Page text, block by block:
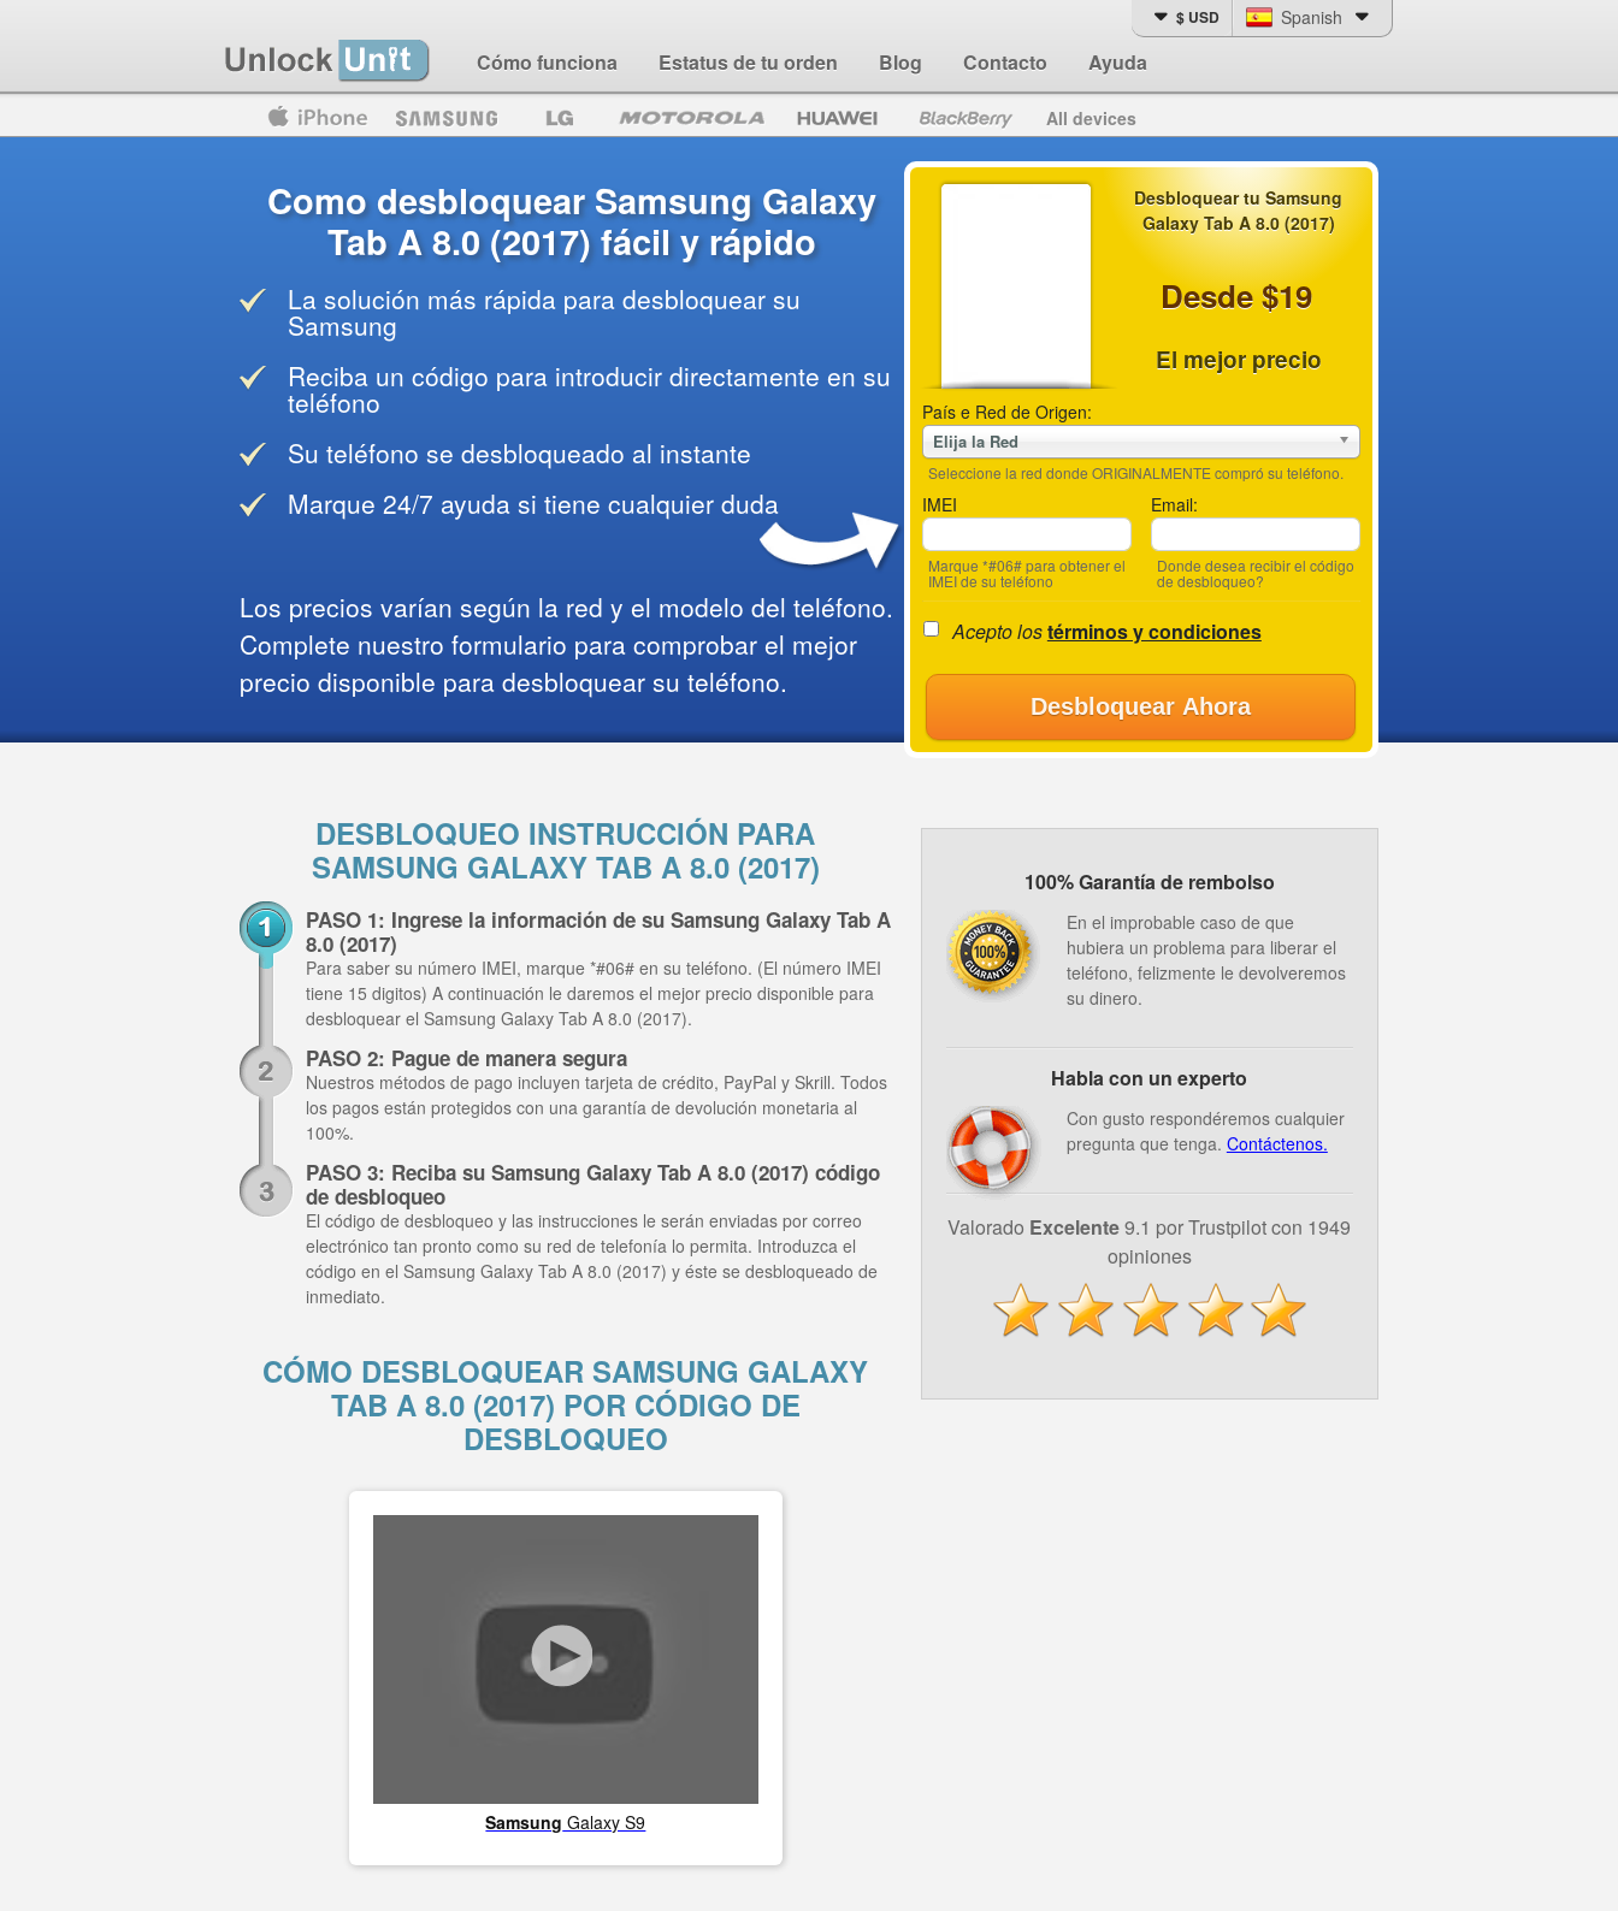
Cómo funciona Estatus de tu orden Blog Contacto Ayuda
$ USD Spanish
Blackberry All devices
Desbloquear tu Samsung
Galaxy Tab A 8.0 (2017)
Desde $19
El mejor precio
País e Red de Origen:
Elija la Red
Seleccione la red donde ORIGINALMENTE compró su teléfono.
IMEI
Marque *#06# para obtener el
IMEI de su teléfono
Email:
Donde desea recibir el código
de desbloqueo?
Acepto lostérminos y condiciones
Desbloquear Ahora
Como desbloquear Samsung Galaxy
Tab A 8.0 (2017) fácil y rápido
La solución más rápida para desbloquear su
Samsung
Reciba un código para introducir directamente en su
teléfono
Su teléfono se desbloqueado al instante
Marque 24/7 ayuda si tiene cualquier duda
Los precios varían según la red y el modelo del teléfono.
Complete nuestro formulario para comprobar el mejor
precio disponible para desbloquear su teléfono.
DESBLOQUEO INSTRUCCIÓN PARA
SAMSUNG GALAXY TAB A 8.0 (2017)
PASO 1: Ingrese la información de su Samsung Galaxy Tab A
8.0 (2017)
Para saber su número IMEI, marque *#06# en su teléfono. (El número IMEI
tiene 15 digitos) A continuación le daremos el mejor precio disponible para
desbloquear el Samsung Galaxy Tab A 8.0 (2017).
PASO 2: Pague de manera segura
Nuestros métodos de pago incluyen tarjeta de crédito, PayPal y Skrill. Todos
los pagos están protegidos con una garantía de devolución monetaria al
100%.
PASO 3: Reciba su Samsung Galaxy Tab A 8.0 (2017) código
de desbloqueo
El código de desbloqueo y las instrucciones le serán enviadas por correo
electrónico tan pronto como su red de telefonía lo permita. Introduzca el
código en el Samsung Galaxy Tab A 8.0 (2017) y éste se desbloqueado de
inmediato.
CÓMO DESBLOQUEAR SAMSUNG GALAXY
TAB A 8.0 (2017) POR CÓDIGO DE
DESBLOQUEO
Samsung Galaxy S9
100% Garantía de rembolso
En el improbable caso de que
hubiera un problema para liberar el
teléfono, felizmente le devolveremos
su dinero.
Habla con un experto
Con gusto respondéremos cualquier
pregunta que tenga. Contáctenos.
Valorado Excelente9.1 por Trustpilot con 1949
opiniones